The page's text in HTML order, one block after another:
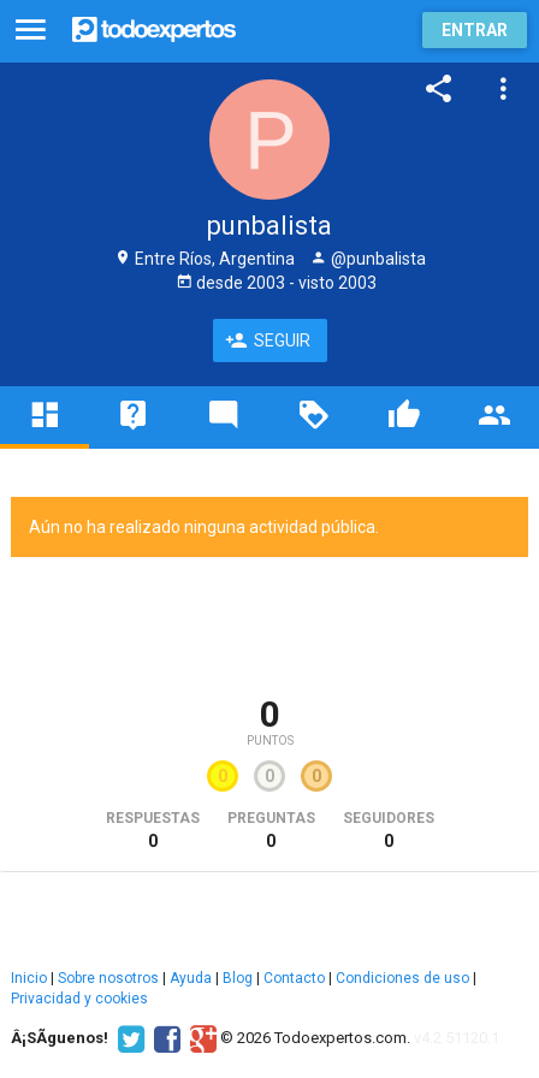
ENTRAR
punbalista
Entre Ríos, Argentina
@punbalista
desde 2003 - visto 2003
SEGUIR
Aún no ha realizado ninguna actividad pública.
0
PUNTOS
0 0 0
RESPUESTAS
0
PREGUNTAS
0
SEGUIDORES
0
Inicio Sobre nosotros Ayuda Blog Contacto Condiciones de uso
Privacidad y cookies
Â¡SÃ­guenos! © 2026 Todoexpertos.com.